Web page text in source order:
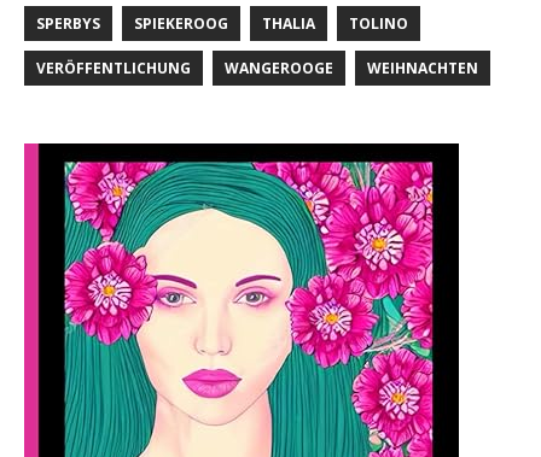
SPERBYS SPIEKEROOG THALIA TOLINO
VERÖFFENTLICHUNG WANGEROOGE WEIHNACHTEN